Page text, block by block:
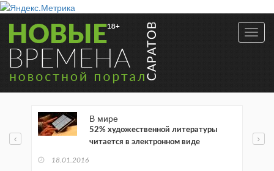
В мире
52% художественной литературы
читается в электронном виде
18.01.2016